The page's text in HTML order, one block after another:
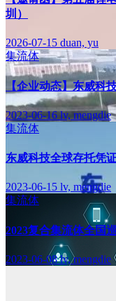
圳）
2026-07-15 duan, yu
集流体
【企业动态】东威科
2023-06-16lv, mengdie
集流体
东威科技全球存托凭
2023-06-15 lv, mengdie
集流体
2023复合集流体全国
2023-06-08lv, mengdie